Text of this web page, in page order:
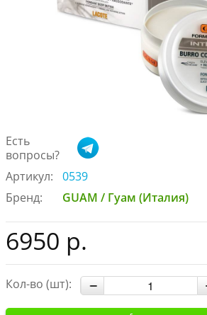
Есть
вопросы?
Артикул:
0539
Бренд:
GUAM / Гуам (Италия)
6950 р.
Кол-во (шт):